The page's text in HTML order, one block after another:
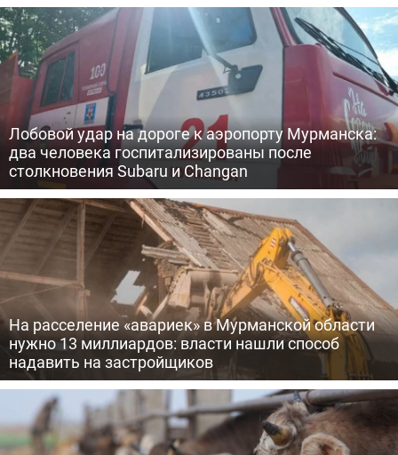
Лобовой удар на дороге к аэропорту Мурманска:
два человека госпитализированы после
столкновения Subaru и Changan
На расселение «авариек» в Мурманской области
нужно 13 миллиардов: власти нашли способ
надавить на застройщиков